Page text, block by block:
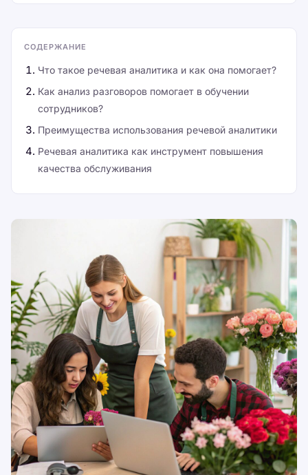
СОДЕРЖАНИЕ
Что такое речевая аналитика и как она помогает?
Как анализ разговоров помогает в обучении
сотрудников?
Преимущества использования речевой аналитики
Речевая аналитика как инструмент повышения
качества обслуживания